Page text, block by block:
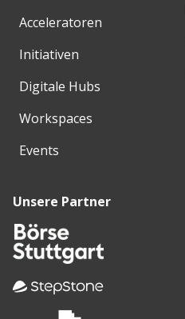
Acceleratoren
Initiativen
Digitale Hubs
Workspaces
Events
Unsere Partner